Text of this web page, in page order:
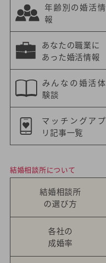
年齢別の婚活情
報
あなたの職業に
あった婚活情報
みんなの婚活体
験談
マッチングアプ
リ記事一覧
結婚相談所について
結婚相談所
の選び方
各社の
成婚率